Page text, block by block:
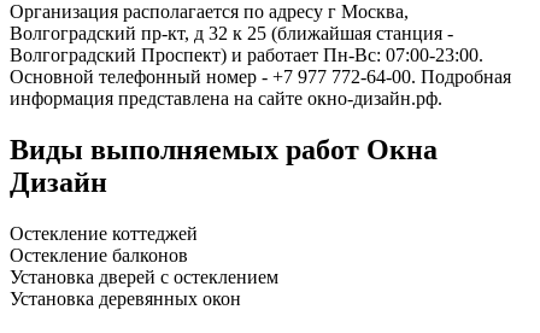
Организация располагается по адресу г Москва,
Волгоградский пр-кт, д 32 к 25 (ближайшая станция -
Волгоградский Проспект) и работает Пн-Вс: 07:00-23:00.
Основной телефонный номер - +7 977 772-64-00. Подробная
информация представлена на сайте окно-дизайн.рф.
Виды выполняемых работ Окна
Дизайн
Остекление коттеджей
Остекление балконов
Установка дверей с остеклением
Установка деревянных окон